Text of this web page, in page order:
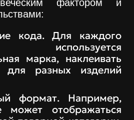
фактором и
кода. Для каждого
марка, наклеивать
разных изделий
формат. Например,
может отображаться